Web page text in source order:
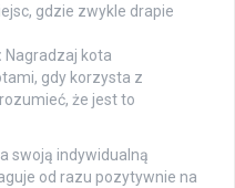
gdzie zwykle drapie
Nagradzaj kota
gdy korzysta z
że jest to
swoją indywidualną
od razu pozytywnie na